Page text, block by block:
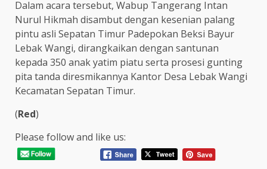
Dalam acara tersebut, Wabup Tangerang Intan
Nurul Hikmah disambut dengan kesenian palang
pintu asli Sepatan Timur Padepokan Beksi Bayur
Lebak Wangi, dirangkaikan dengan santunan
kepada 350 anak yatim piatu serta prosesi gunting
pita tanda diresmikannya Kantor Desa Lebak Wangi
Kecamatan Sepatan Timur.
(Red)
Please follow and like us: